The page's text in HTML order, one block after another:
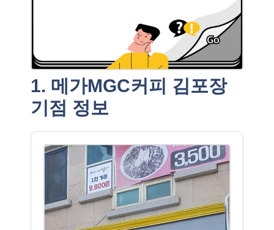
1. 메가MGC커피 김포장
기점 정보